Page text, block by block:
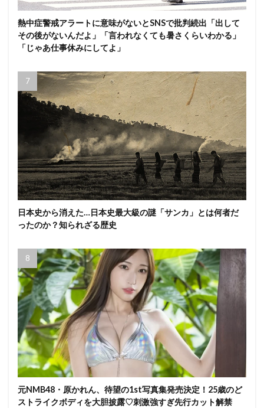
熱中症警戒アラートに意味がないとSNSで批判続出「出して
その後がないんだよ」「言われなくても暑さくらいわかる」
「じゃあ仕事休みにしてよ」
日本史から消えた…日本史最大級の謎「サンカ」とは何者だ
ったのか？知られざる歴史
元NMB48・原かれん、待望の1st写真集発売決定！25歳のど
ストライクボディを大胆披露♡刺激強すぎ先行カット解禁